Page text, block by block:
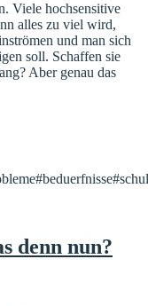
Viele hochsensitive
alles zu viel wird,
und man sich
soll. Schaffen sie
Aber genau das
denn nun?